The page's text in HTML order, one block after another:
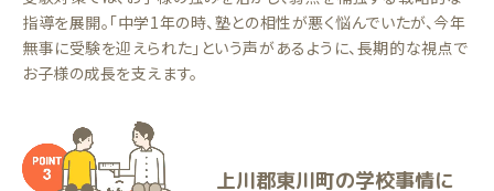
指導を展開。「中学1年の時、塾との相性が悪く悩んでいたが、今年
無事に受験を迎えられた」という声があるように、長期的な視点で
お子様の成長を支えます。
上川郡東川町の学校事情に